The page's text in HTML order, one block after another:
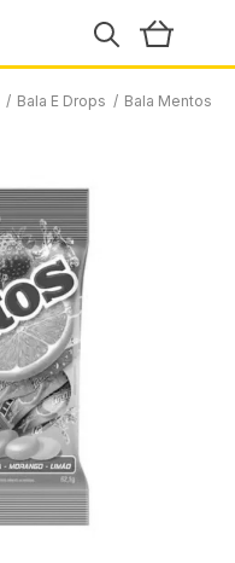
/ Bala E Drops / Bala Mentos